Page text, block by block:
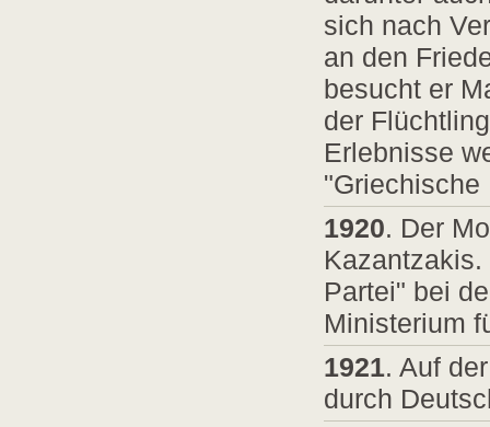
sich nach
an den
besucht er
der
Erlebnisse
1920. Der
Partei" bei
Ministerium
1921. Auf
durch